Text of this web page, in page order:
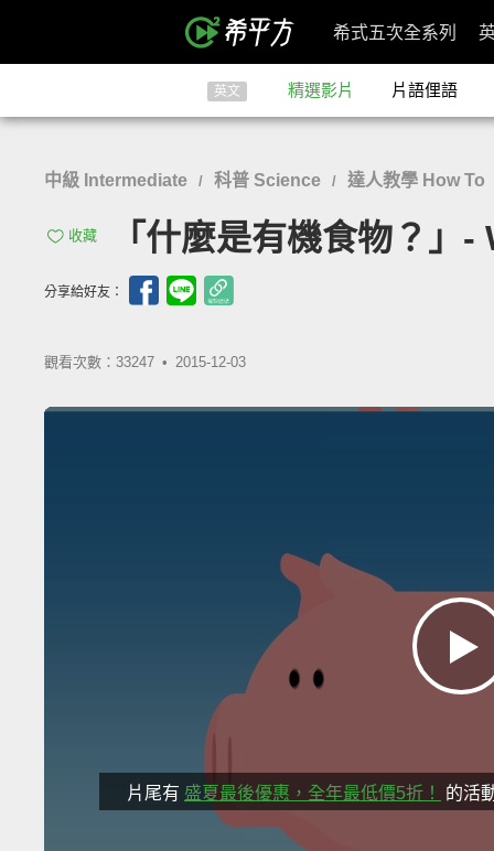
希式五次全系列
英文 精選影片 片語俚語
中級 Intermediate / 科普 Science / 達人教學 How To
收藏 「什麼是有機食物？
分享給好友：
觀看次數：33247 • 2015-12-03
片尾有 盛夏最後優惠，全年最低價5折！ 的活